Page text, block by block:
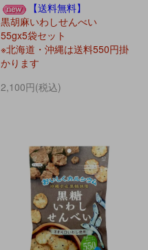
【送料無料】
黒胡麻いわしせんべい
55gx5袋セット
※北海道・沖縄は送料550円掛
かります
2,100円(税込)